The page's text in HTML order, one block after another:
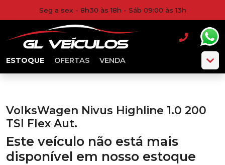
Seg a sex - 8h30 às 18h - Sáb 09:00 às 13h
ESTOQUE OFERTAS VENDA
VolksWagen Nivus Highline 1.0 200
TSI Flex Aut.
Este veículo não está mais
disponível em nosso estoque